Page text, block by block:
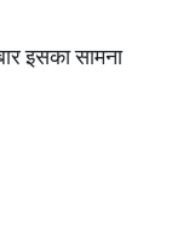
इसका सामना